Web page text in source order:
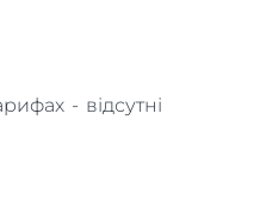
- відсутні